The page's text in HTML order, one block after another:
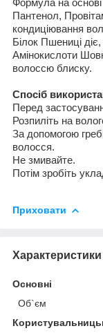
Формула на
Пантенол, Прові
кондиціювання
Білок Пшениці
Амінокислоти
волоссю блиску.
Спосіб
Перед
Розпиліть на
За допомогою
волосся.
Не змивайте.
Потім зробіть
Приховати
Характеристики
Основні
Об`єм